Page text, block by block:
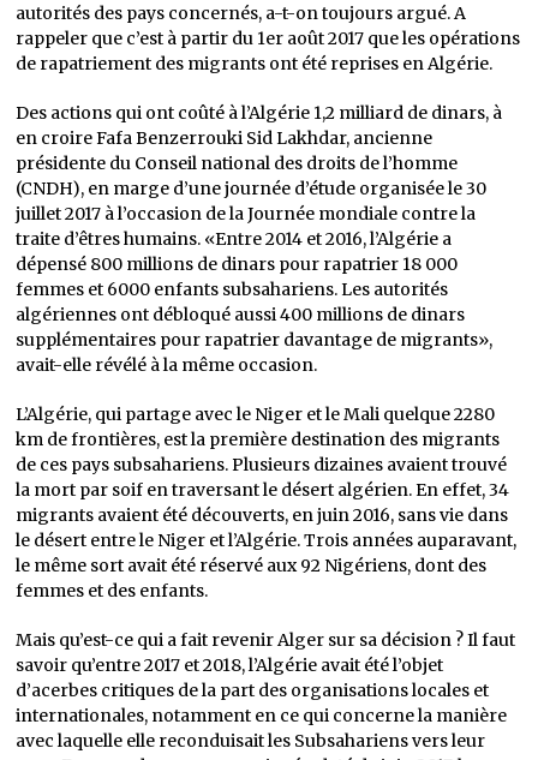
autorités des pays concernés, a-t-on toujours argué. A
rappeler que c’est à partir du 1er août 2017 que les opérations
de rapatriement des migrants ont été reprises en Algérie.
Des actions qui ont coûté à l’Algérie 1,2 milliard de dinars, à
en croire Fafa Benzerrouki Sid Lakhdar, ancienne
présidente du Conseil national des droits de l’homme
(CNDH), en marge d’une journée d’étude organisée le 30
juillet 2017 à l’occasion de la Journée mondiale contre la
traite d’êtres humains. «Entre 2014 et 2016, l’Algérie a
dépensé 800 millions de dinars pour rapatrier 18 000
femmes et 6000 enfants subsahariens. Les autorités
algériennes ont débloqué aussi 400 millions de dinars
supplémentaires pour rapatrier davantage de migrants»,
avait-elle révélé à la même occasion.
L’Algérie, qui partage avec le Niger et le Mali quelque 2280
km de frontières, est la première destination des migrants
de ces pays subsahariens. Plusieurs dizaines avaient trouvé
la mort par soif en traversant le désert algérien. En effet, 34
migrants avaient été découverts, en juin 2016, sans vie dans
le désert entre le Niger et l’Algérie. Trois années auparavant,
le même sort avait été réservé aux 92 Nigériens, dont des
femmes et des enfants.
Mais qu’est-ce qui a fait revenir Alger sur sa décision ? Il faut
savoir qu’entre 2017 et 2018, l’Algérie avait été l’objet
d’acerbes critiques de la part des organisations locales et
internationales, notamment en ce qui concerne la manière
avec laquelle elle reconduisait les Subsahariens vers leur